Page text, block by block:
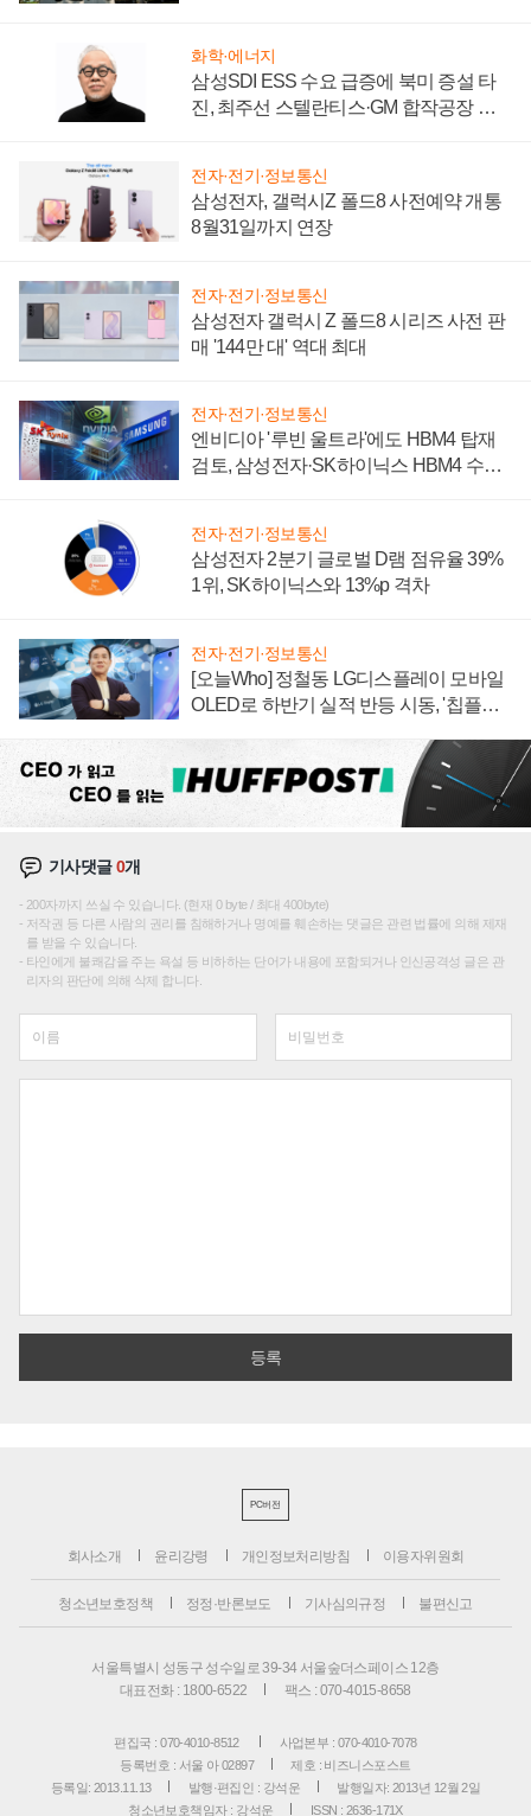
화학·에너지
삼성SDI ESS 수요 급증에 북미 증설 타
진, 최주선 스텔란티스·GM 합작공장 건
전자·전기·정보통신
삼성전자, 갤럭시Z 폴드8 사전예약 개통
8월31일까지 연장
전자·전기·정보통신
삼성전자 갤럭시 Z 폴드8 시리즈 사전 판
매 '144만 대' 역대 최대
전자·전기·정보통신
엔비디아 '루빈 울트라'에도 HBM4 탑재
검토, 삼성전자·SK하이닉스 HBM4 수율
전자·전기·정보통신
삼성전자 2분기 글로벌 D램 점유율 39%
1위, SK하이닉스와 13%p 격차
전자·전기·정보통신
[오늘Who] 정철동 LG디스플레이 모바일
OLED로 하반기 실적 반등 시동, '칩플레
기사댓글0개
200자까지 쓰실 수 있습니다. (현재 0 byte / 최대 400byte)
저작권 등 다른 사람의 권리를 침해하거나 명예를 훼손하는 댓글은 관련 법률에 의해 제재
를 받을 수 있습니다.
타인에게 불쾌감을 주는 욕설 등 비하하는 단어가 내용에 포함되거나 인신공격성 글은 관
리자의 판단에 의해 삭제 합니다.
PC버전
회사소개 윤리강령 개인정보처리방침 이용자위원회
청소년보호정책 정정·반론보도 기사심의규정 불편신고
서울특별시 성동구 성수일로 39-34 서울숲더스페이스 12층
대표전화 : 1800-6522
팩스 : 070-4015-8658
편집국 : 070-4010-8512
사업본부 : 070-4010-7078
등록번호 : 서울 아 02897
제호 : 비즈니스포스트
등록일: 2013.11.13
발행·편집인 : 강석운
발행일자: 2013년 12월 2일
청소년보호책임자 : 강석운
ISSN : 2636-171X